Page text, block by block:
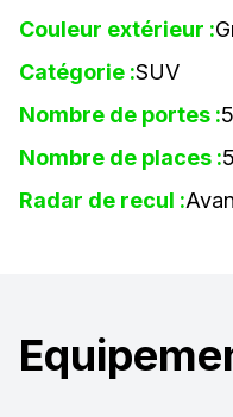
Couleur extérieur :
Catégorie :SUV
Nombre de portes :5
Nombre de places :5
Radar de recul :